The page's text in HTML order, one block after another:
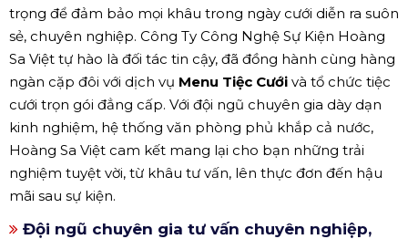
trọng để đảm bảo mọi khâu trong ngày cưới diễn ra suôn
sẻ, chuyên nghiệp. Công Ty Công Nghệ Sự Kiện Hoàng
Sa Việt tự hào là đối tác tin cậy, đã đồng hành cùng hàng
ngàn cặp đôi với dịch vụ Menu Tiệc Cưới và tổ chức tiệc
cưới trọn gói đẳng cấp. Với đội ngũ chuyên gia dày dạn
kinh nghiệm, hệ thống văn phòng phủ khắp cả nước,
Hoàng Sa Việt cam kết mang lại cho bạn những trải
nghiệm tuyệt vời, từ khâu tư vấn, lên thực đơn đến hậu
mãi sau sự kiện.
Đội ngũ chuyên gia tư vấn chuyên nghiệp,